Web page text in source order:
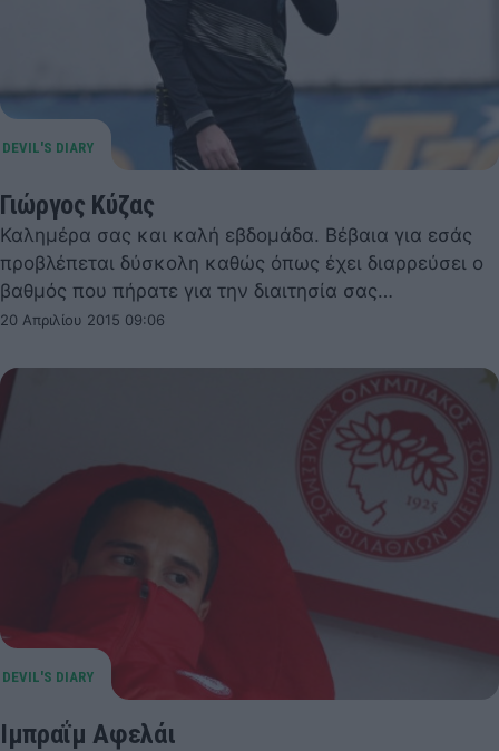
Γιώργος Κύζας
Καλημέρα σας και καλή εβδομάδα. Βέβαια για εσάς
προβλέπεται δύσκολη καθώς όπως έχει διαρρεύσει ο
βαθμός που πήρατε για την διαιτησία σας…
20 Απριλίου 2015 09:06
Ιμπραΐμ Αφελάι